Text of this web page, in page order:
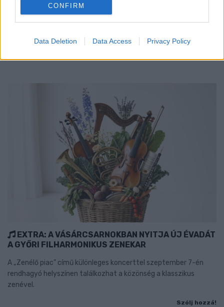
CONFIRM
Data Deletion Data Access Privacy Policy
Jubileumi fogadalom megerősítés, történelmi felvonulás,
tűzshow és vezetett séták is várják az érdeklődőket augusztus
EXTRA: A VÁSÁRCSARNOKBAN NYITJA ÚJ ÉVADÁT
A GYŐRI FILHARMONIKUS ZENEKAR
A „Zenélő piac” című különleges koncerttel szeptember 7-én
rendhagyó helyszínen találkozhat a közönség a klasszikus
zenével.
Szólj hozzá!